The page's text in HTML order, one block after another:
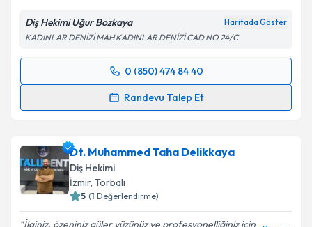
kapsamda işlenmesini kabul ediyorum.
Takvim Talebini Gönder
Diş Hekimi Uğur Bozkaya Haritada Göster
KADINLAR DENİZİ MAH KADINLAR DENİZİ CAD NO 24/C
0 (850) 474 84 40
Randevu Talep Et
Randevu Takvimi Talebi
takvim hazırlandığında e-posta ile bilgilendireceğiz.
E-posta Adresiniz
Dt. Muhammed Taha Delikkaya
Diş Hekimi
İzmir, Torbalı
5 (1 Değerlendirme)
İlginiz, özeniniz güler yüzünüz ve profesyonelliğiniz için